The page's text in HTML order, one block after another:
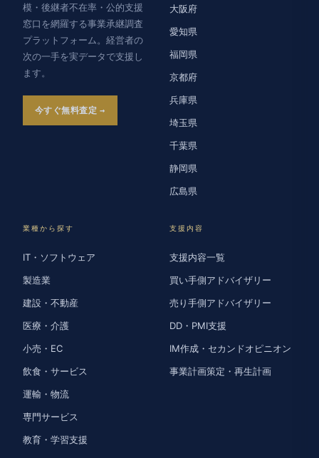
模・後継者不在率・公的支援
窓口を網羅する事業承継調査
プラットフォーム。経営者の
次の一手を実データで支援し
ます。
今すぐ無料査定
大阪府
愛知県
福岡県
京都府
兵庫県
埼玉県
千葉県
静岡県
広島県
業種から探す
IT・ソフトウェア
製造業
建設・不動産
医療・介護
小売・EC
飲食・サービス
運輸・物流
専門サービス
教育・学習支援
支援内容
支援内容一覧
買い手側アドバイザリー
売り手側アドバイザリー
DD・PMI支援
IM作成・セカンドオピニオン
事業計画策定・再生計画